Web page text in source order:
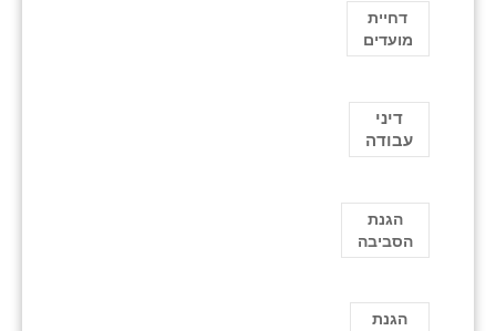
דחיית
מועדים
דיני
עבודה
הגנת
הסביבה
הגנת